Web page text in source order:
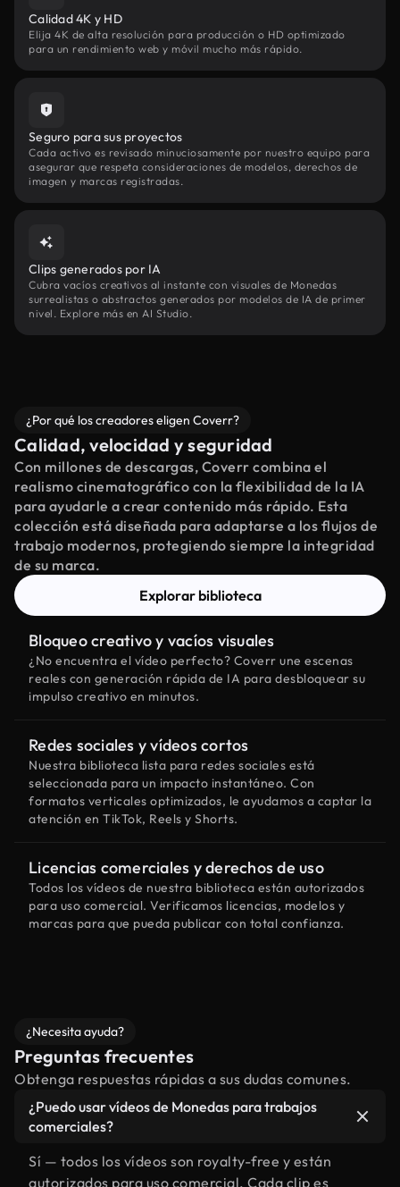
Calidad 4K y HD
Elija 4K de alta resolución para producción o HD optimizado
para un rendimiento web y móvil mucho más rápido.
Seguro para sus proyectos
Cada activo es revisado minuciosamente por nuestro equipo para
asegurar que respeta consideraciones de modelos, derechos de
imagen y marcas registradas.
Clips generados por IA
Cubra vacíos creativos al instante con visuales de Monedas
surrealistas o abstractos generados por modelos de IA de primer
nivel. Explore más en AI Studio.
¿Por qué los creadores eligen Coverr?
Calidad, velocidad y seguridad
Con millones de descargas, Coverr combina el
realismo cinematográfico con la flexibilidad de la IA
para ayudarle a crear contenido más rápido. Esta
colección está diseñada para adaptarse a los flujos de
trabajo modernos, protegiendo siempre la integridad
de su marca.
Explorar biblioteca
Bloqueo creativo y vacíos visuales
¿No encuentra el vídeo perfecto? Coverr une escenas
reales con generación rápida de IA para desbloquear su
impulso creativo en minutos.
Redes sociales y vídeos cortos
Nuestra biblioteca lista para redes sociales está
seleccionada para un impacto instantáneo. Con
formatos verticales optimizados, le ayudamos a captar la
atención en TikTok, Reels y Shorts.
Licencias comerciales y derechos de uso
Todos los vídeos de nuestra biblioteca están autorizados
para uso comercial. Verificamos licencias, modelos y
marcas para que pueda publicar con total confianza.
¿Necesita ayuda?
Preguntas frecuentes
Obtenga respuestas rápidas a sus dudas comunes.
¿Puedo usar vídeos de Monedas para trabajos
comerciales?
Sí — todos los vídeos son royalty-free y están
autorizados para uso comercial. Cada clip es